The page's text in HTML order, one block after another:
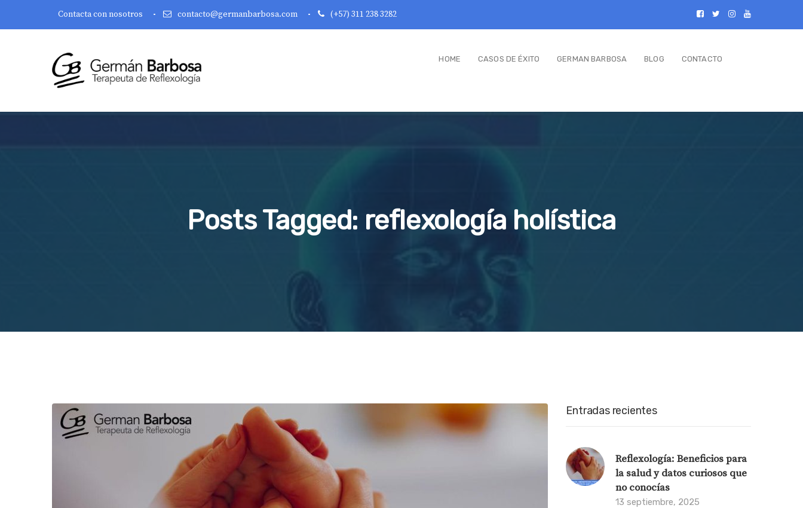
Contacta con nosotros contacto@germanbarbosa.com (+57) 311 238 3282
HOME CASOS DE ÉXITO GERMAN BARBOSA BLOG CONTACTO
Posts Tagged: reflexología holística
Entradas recientes
Reflexología: Beneficios para
la salud y datos curiosos que
no conocías
13 septiembre, 2025